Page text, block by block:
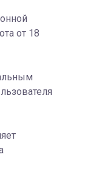
от 18